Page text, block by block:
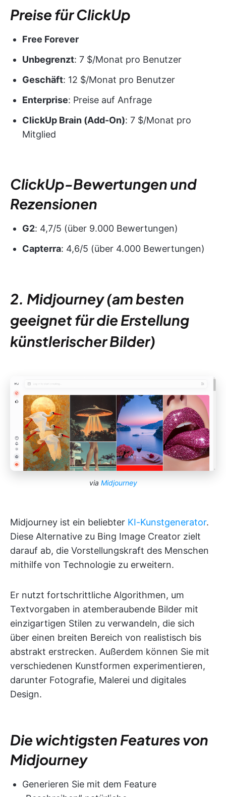
Preise für ClickUp
Free Forever
Unbegrenzt: 7 $/Monat pro Benutzer
Geschäft: 12 $/Monat pro Benutzer
Enterprise: Preise auf Anfrage
ClickUp Brain (Add-On): 7 $/Monat pro
Mitglied
ClickUp-Bewertungen und
Rezensionen
G2: 4,7/5 (über 9.000 Bewertungen)
Capterra: 4,6/5 (über 4.000 Bewertungen)
2. Midjourney (am besten
geeignet für die Erstellung
künstlerischer Bilder)
via Midjourney
Midjourney ist ein beliebter KI-Kunstgenerator.
Diese Alternative zu Bing Image Creator zielt
darauf ab, die Vorstellungskraft des Menschen
mithilfe von Technologie zu erweitern.
Er nutzt fortschrittliche Algorithmen, um
Textvorgaben in atemberaubende Bilder mit
einzigartigen Stilen zu verwandeln, die sich
über einen breiten Bereich von realistisch bis
abstrakt erstrecken. Außerdem können Sie mit
verschiedenen Kunstformen experimentieren,
darunter Fotografie, Malerei und digitales
Design.
Die wichtigsten Features von
Midjourney
Generieren Sie mit dem Feature